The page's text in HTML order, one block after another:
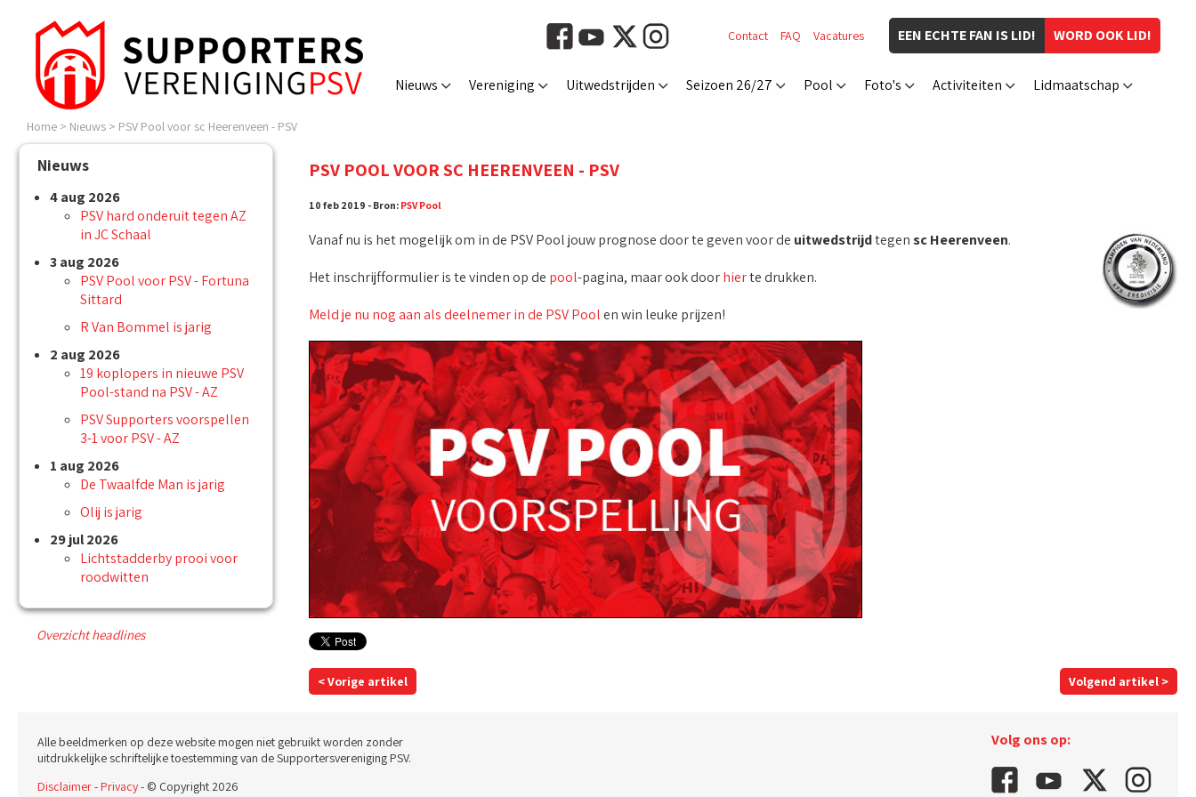
WORD OOK LID!
EEN ECHTE FAN IS LID!
Contact FAQ Vacatures
Nieuws Vereniging Uitwedstrijden Seizoen 26/27 Pool Foto's Activiteiten Lidmaatschap
Home > Nieuws > PSV Pool voor sc Heerenveen - PSV
Nieuws
4 aug 2026
PSV hard onderuit tegen AZ
in JC Schaal
3 aug 2026
PSV Pool voor PSV - Fortuna
Sittard
R Van Bommel is jarig
2 aug 2026
19 koplopers in nieuwe PSV
Pool-stand na PSV - AZ
PSV Supporters voorspellen
3-1 voor PSV - AZ
1 aug 2026
De Twaalfde Man is jarig
Olij is jarig
29 jul 2026
Lichtstadderby prooi voor
roodwitten
Overzicht headlines
PSV POOL VOOR SC HEERENVEEN - PSV
10 feb 2019 - Bron: PSV Pool
Vanaf nu is het mogelijk om in de PSV Pool jouw prognose door te geven voor de uitwedstrijdtegensc Heerenveen.
Het inschrijfformulier is te vinden op de pool-pagina, maar ook doorhierte drukken.
Meld je nu nog aan als deelnemer in de PSV Poolen win leuke prijzen!
< Vorige artikel Volgend artikel >
Volg ons op:
Alle beeldmerken op deze website mogen niet gebruikt worden zonder
uitdrukkelijke schriftelijke toestemming van de Supportersvereniging PSV.
Disclaimer-Privacy- © Copyright 2026